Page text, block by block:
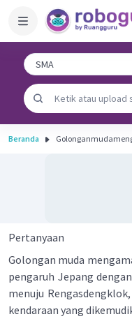
Beranda
Pertanyaan
Golongan muda
pengaruh Jepang
menuju
kendaraan yang